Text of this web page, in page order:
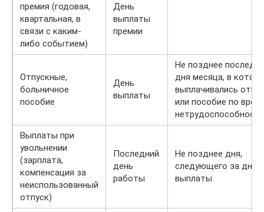
премия (годовая,
квартальная, в
связи с каким-
либо событием)
День
выплаты
премии
Отпускные,
больничное
пособие
День
выплаты
Не позднее
дня месяца, в
выплачивались
или пособие по
нетрудоспособности
Выплаты при
увольнении
(зарплата,
компенсация за
неиспользованный
отпуск)
Последний
день
работы
Не позднее дня,
следующего за днём
выплаты